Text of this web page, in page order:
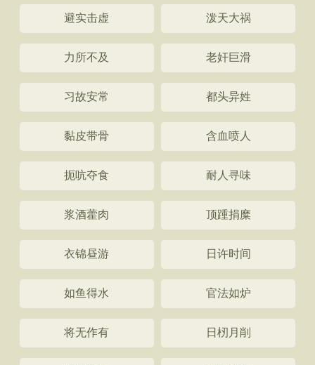
避实击虚 泼天大祸
力所不及 老奸巨滑
习故安常 都头异姓
黏皮带骨 含血喷人
扼吭夺食 耐人寻味
浆酒藿肉 顶踵捐糜
衣锦昼游 日许时间
如鱼得水 官法如炉
将无作有 日杒月削